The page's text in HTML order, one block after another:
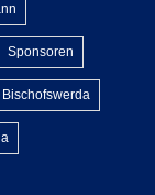
Sponsoren